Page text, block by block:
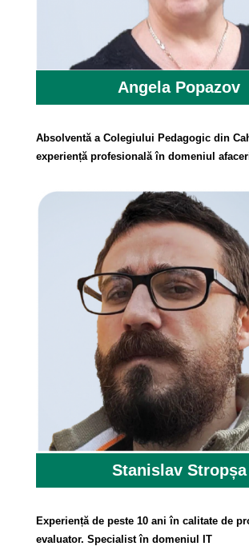
Angela Popazov
Absolventă a Colegiului Pedagogic din
experiență profesională în domeniul
Stanislav Stropșa
Experiență de peste 10 ani în calitate de
evaluator. Specialist în domeniul IT